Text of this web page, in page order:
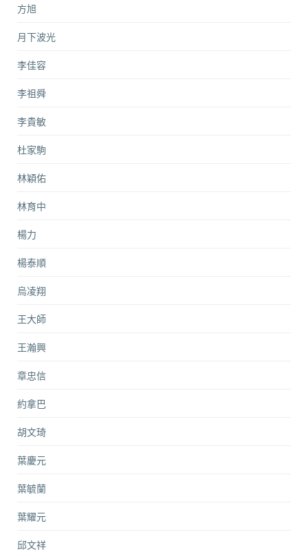
方旭
月下波光
李佳容
李祖舜
李貴敏
杜家駒
林穎佑
林育中
楊力
楊泰順
烏凌翔
王大師
王瀚興
章忠信
約拿巴
胡文琦
葉慶元
葉毓蘭
葉耀元
邱文祥